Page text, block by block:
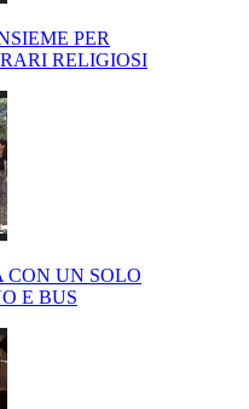
PER
RELIGIOSI
CON UN SOLO
E BUS